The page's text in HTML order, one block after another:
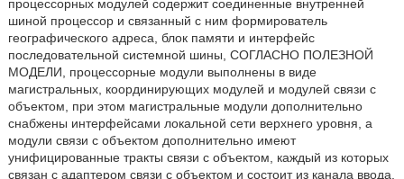
процессорных модулей содержит соединенные внутренней
шиной процессор и связанный с ним формирователь
географического адреса, блок памяти и интерфейс
последовательной системной шины, СОГЛАСНО ПОЛЕЗНОЙ
МОДЕЛИ, процессорные модули выполнены в виде
магистральных, координирующих модулей и модулей связи с
объектом, при этом магистральные модули дополнительно
снабжены интерфейсами локальной сети верхнего уровня, а
модули связи с объектом дополнительно имеют
унифицированные тракты связи с объектом, каждый из которых
связан с адаптером связи с объектом и состоит из канала ввода,